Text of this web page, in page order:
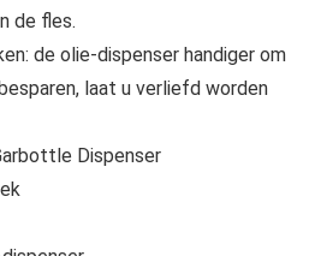
de fles.
de olie-dispenser handiger om
laat u verliefd worden
Dispenser